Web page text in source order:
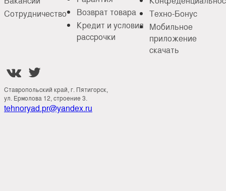
Сотрудничество
Возврат товара
Кредит и условия
рассрочки
Техно-Бонус
Мобильное
приложение
скачать
 
Ставропольский край, г. Пятигорск,
ул. Ермолова 12, строение 3.
tehnoryad.pr@yandex.ru